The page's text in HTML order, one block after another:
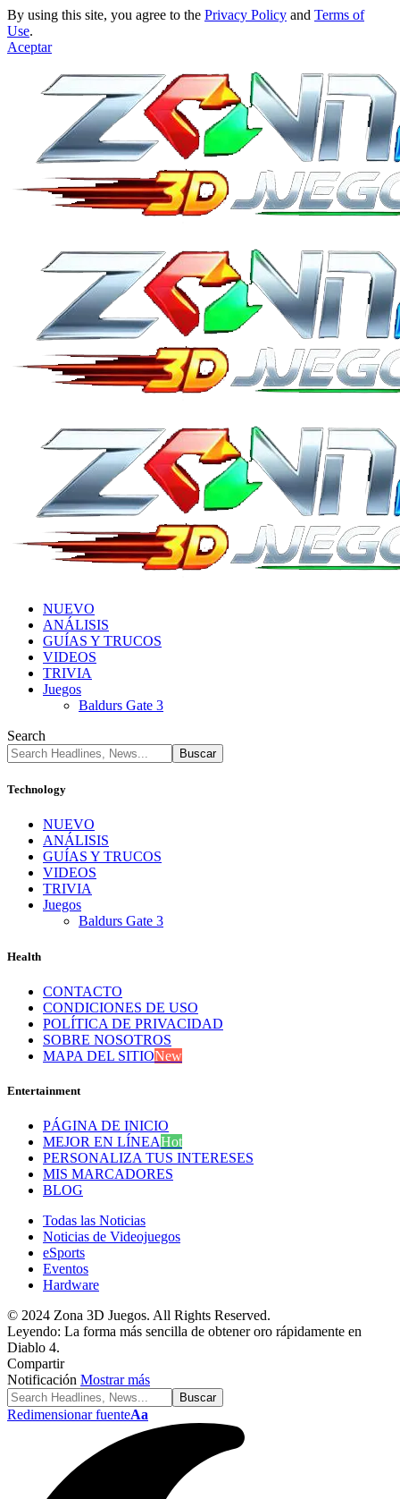
By using this site, you agree to the Privacy Policy and Terms of
Use.
Aceptar
NUEVO
ANÁLISIS
GUÍAS Y TRUCOS
VIDEOS
TRIVIA
Juegos
Baldurs Gate 3
Search
Technology
NUEVO
ANÁLISIS
GUÍAS Y TRUCOS
VIDEOS
TRIVIA
Juegos
Baldurs Gate 3
Health
CONTACTO
CONDICIONES DE USO
POLÍTICA DE PRIVACIDAD
SOBRE NOSOTROS
MAPA DEL SITIONew
Entertainment
PÁGINA DE INICIO
MEJOR EN LÍNEAHot
PERSONALIZA TUS INTERESES
MIS MARCADORES
BLOG
Todas las Noticias
Noticias de Videojuegos
eSports
Eventos
Hardware
© 2024 Zona 3D Juegos. All Rights Reserved.
Leyendo: La forma más sencilla de obtener oro rápidamente en
Diablo 4.
Compartir
Notificación Mostrar más
Redimensionar fuenteAa